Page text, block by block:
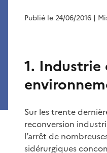
Publié le 24/06/2016 |
1. Industrie
Sur les trente
reconversion
l’arrêt de
sidérurgiques